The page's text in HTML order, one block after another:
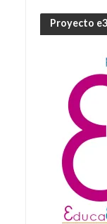
Proyecto